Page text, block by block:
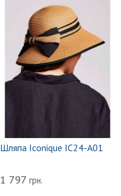
Шляпа Iconique IC24-A01
1 797 грн.